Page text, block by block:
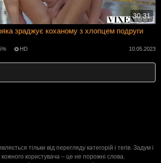
30:31
зраджує коханому з хлопцем подруги
HD 10.05.2023
тільки від перегляду категорій і тегів. Задум і
користувача – це не порожні слова.